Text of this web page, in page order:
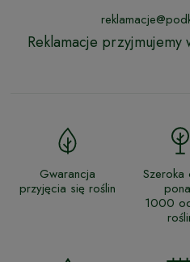
Reklamacje przyjmujemy
Gwarancja
przyjęcia się roślin
Szeroka
1000